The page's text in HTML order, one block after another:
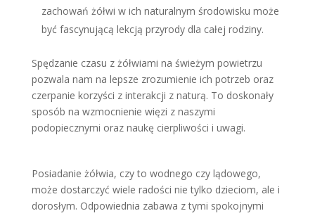
zachowań żółwi w ich naturalnym środowisku może
być fascynującą lekcją przyrody dla całej rodziny.
Spędzanie czasu z żółwiami na świeżym powietrzu
pozwala nam na lepsze zrozumienie ich potrzeb oraz
czerpanie korzyści z interakcji z naturą. To doskonały
sposób na wzmocnienie więzi z naszymi
podopiecznymi oraz naukę cierpliwości i uwagi.
Posiadanie żółwia, czy to wodnego czy lądowego,
może dostarczyć wiele radości nie tylko dzieciom, ale i
dorosłym. Odpowiednia zabawa z tymi spokojnymi